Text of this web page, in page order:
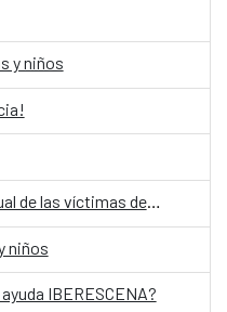
y niños
¡Floreceremos! Memorial virtual de las víctimas del Conflicto Armado Interno en Guatemala
niños
IBERESCENA?